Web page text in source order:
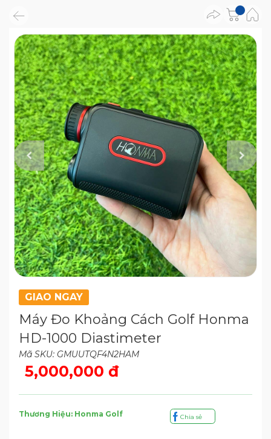
GIAO NGAY
Máy Đo Khoảng Cách Golf Honma
HD-1000 Diastimeter
Mã SKU: GMUUTQF4N2HAM
5,000,000 đ
Thương Hiệu: Honma Golf Chia sẻ